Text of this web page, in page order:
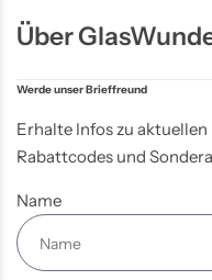
Über
Werde unser Brieffreund
Erhalte Infos zu
Rabattcodes und
Name